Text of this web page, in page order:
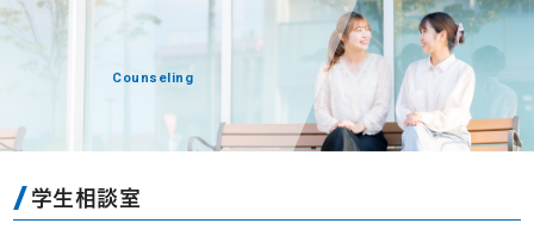
Counseling
学生相談室